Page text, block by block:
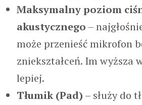
Maksymalny poziom
akustycznego –
może przenieść mikrofon
zniekształceń. Im wyższa
lepiej.
Tłumik (Pad) – służy do